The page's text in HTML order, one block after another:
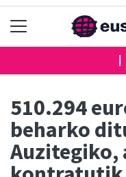
510.294
beharko
Auzitegiko,